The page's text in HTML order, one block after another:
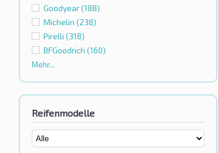
Goodyear(188)
Michelin (238)
Pirelli (318)
BFGoodrich (160)
Mehr...
Reifenmodelle